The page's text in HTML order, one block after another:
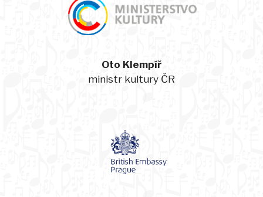
Oto Klempíř
ministr kultury ČR